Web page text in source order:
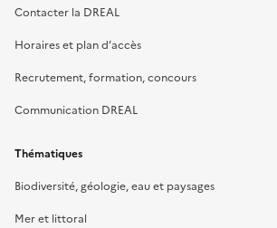
Contacter la DREAL
Horaires et plan d’accès
Recrutement, formation, concours
Communication DREAL
Thématiques
Biodiversité, géologie, eau et paysages
Mer et littoral